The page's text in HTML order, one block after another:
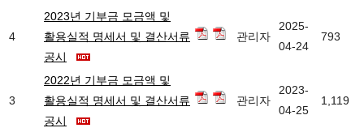
4
2023년 기부금 모금액 및
활용실적 명세서 및 결산서류
공시
관리자
2025-
04-24
793
3
2022년 기부금 모금액 및
활용실적 명세서 및 결산서류
공시
관리자
2023-
04-25
1,119